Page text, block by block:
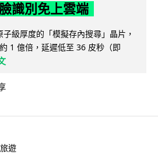
識別免上雲端
級厚度的「模擬存內搜尋」晶片，
1 億倍，延遲低至 36 皮秒（即
旅遊